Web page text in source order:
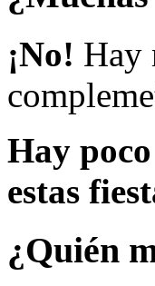
¡No! Hay
Hay
estas
¿Quién